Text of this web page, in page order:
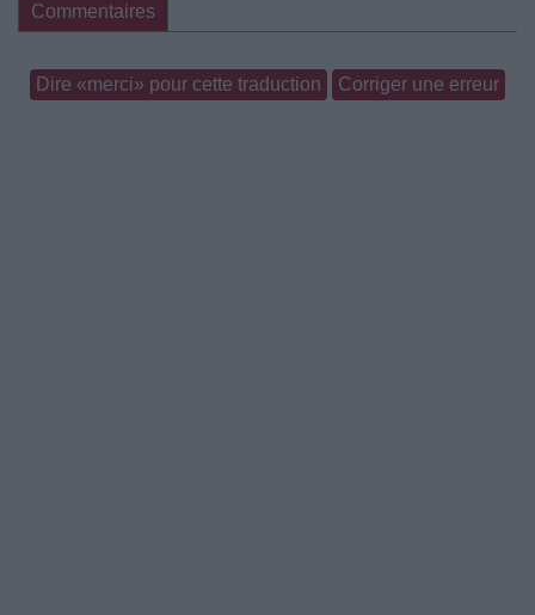
Commentaires
Dire «merci» pour cette traduction Corriger une erreur